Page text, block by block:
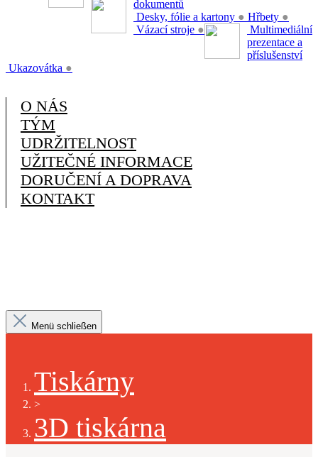
dokumentů
Desky, fólie a kartony ● Hřbety ●
Vázací stroje ●
Multimediální
prezentace a
příslušenství
Ukazovátka ●
O NÁS
TÝM
UDRŽITELNOST
UŽITEČNÉ INFORMACE
DORUČENÍ A DOPRAVA
KONTAKT
Menü schließen
Tiskárny
>
3D tiskárna